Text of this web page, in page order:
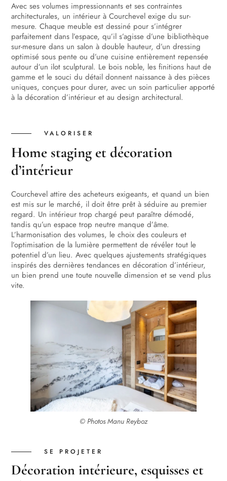
Avec ses volumes impressionnants et ses contraintes
architecturales, un intérieur à Courchevel exige du sur-
mesure. Chaque meuble est dessiné pour s’intégrer
parfaitement dans l’espace, qu’il s’agisse d’une bibliothèque
sur-mesure dans un salon à double hauteur, d’un dressing
optimisé sous pente ou d’une cuisine entièrement repensée
autour d’un ilot sculptural. Le bois noble, les finitions haut de
gamme et le souci du détail donnent naissance à des pièces
uniques, conçues pour durer, avec un soin particulier apporté
à la décoration d’intérieur et au design architectural.
VALORISER
Home staging et décoration
d’intérieur
Courchevel attire des acheteurs exigeants, et quand un bien
est mis sur le marché, il doit être prêt à séduire au premier
regard. Un intérieur trop chargé peut paraître démodé,
tandis qu’un espace trop neutre manque d’âme.
L’harmonisation des volumes, le choix des couleurs et
l’optimisation de la lumière permettent de révéler tout le
potentiel d’un lieu. Avec quelques ajustements stratégiques
inspirés des dernières tendances en décoration d’intérieur,
un bien prend une toute nouvelle dimension et se vend plus
vite.
© Photos Manu Reyboz
SE PROJETER
Décoration intérieure, esquisses et